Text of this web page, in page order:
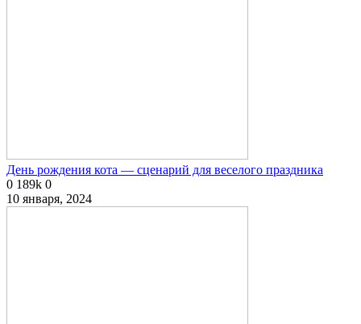
День рождения кота — сценарий для веселого праздника
0 189k 0
10 января, 2024